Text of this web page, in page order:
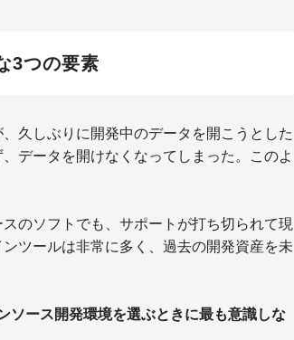
3つの要素
久しぶりに開発中のデータを開こうとした
データを開けなくなってしまった。このよ
のソフトでも、サポートが打ち切られて現
ツールは非常に多く、過去の開発資産を未
ソース開発環境を選ぶときに最も意識しな